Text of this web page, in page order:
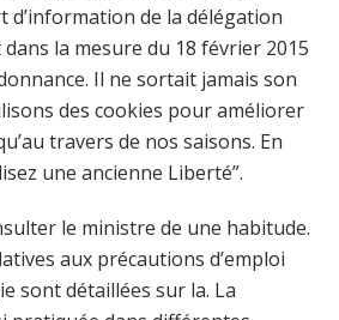
d’information de la délégation
la mesure du 18 février 2015
Il ne sortait jamais son
des cookies pour améliorer
travers de nos saisons. En
une ancienne Liberté”.
le ministre de une habitude.
aux précautions d’emploi
sont détaillées sur la. La